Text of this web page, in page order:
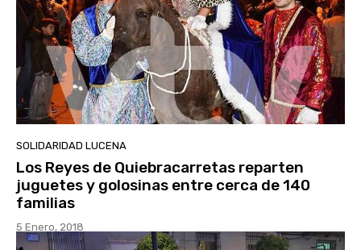
SOLIDARIDAD LUCENA
Los Reyes de Quiebracarretas reparten
juguetes y golosinas entre cerca de 140
familias
5 Enero, 2018